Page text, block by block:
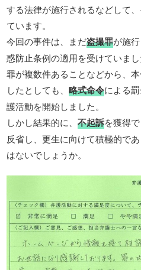
する法律が施行されるなどして
ています。
今回の事件は、まだ盗撮罪が施
惑防止条例の適用を受けていま
罪が複数件あることなどから、
したとしても、略式命令による
護活動を開始しました。
しかし結果的に、不起訴を獲得
反省し、更生に向けて積極的で
はないでしょうか。